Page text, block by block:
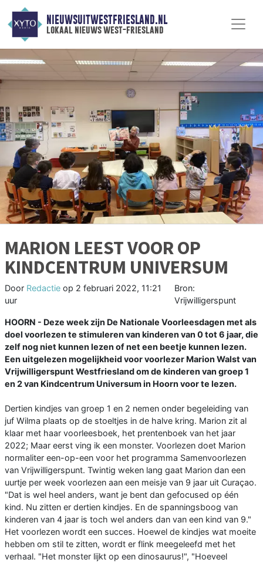
NIEUWSUITWESTFRIESLAND.NL
lokaal nieuws west-friesland
MARION LEEST VOOR OP
KINDCENTRUM UNIVERSUM
Door Redactie op 2 februari 2022, 11:21
uur
Bron:
Vrijwilligerspunt
HOORN - Deze week zijn De Nationale Voorleesdagen met als
doel voorlezen te stimuleren van kinderen van 0 tot 6 jaar, die
zelf nog niet kunnen lezen of net een beetje kunnen lezen.
Een uitgelezen mogelijkheid voor voorlezer Marion Walst van
Vrijwilligerspunt Westfriesland om de kinderen van groep 1
en 2 van Kindcentrum Universum in Hoorn voor te lezen.
Dertien kindjes van groep 1 en 2 nemen onder begeleiding van
juf Wilma plaats op de stoeltjes in de halve kring. Marion zit al
klaar met haar voorleesboek, het prentenboek van het jaar
2022; Maar eerst ving ik een monster. Voorlezen doet Marion
normaliter een-op-een voor het programma Samenvoorlezen
van Vrijwilligerspunt. Twintig weken lang gaat Marion dan een
uurtje per week voorlezen aan een meisje van 9 jaar uit Curaçao.
"Dat is wel heel anders, want je bent dan gefocused op één
kind. Nu zitten er dertien kindjes. En de spanningsboog van
kinderen van 4 jaar is toch wel anders dan van een kind van 9."
Het voorlezen wordt een succes. Hoewel de kindjes wat moeite
hebben om stil te zitten, wordt er flink meegeleefd met het
verhaal. "Het monster lijkt op een dinosaurus!", "Hoeveel